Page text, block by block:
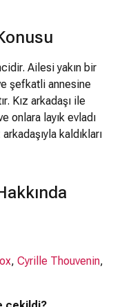
Ailesi yakın bir
şefkatli annesine
Kız arkadaşı ile
onlara layık evladı
kaldıkları
şey büyüktür.
orada hepatit
evden atmış,
ve eniştesinin hali
Cedric ile
yanında yaparken ilk
ertesi sabah
daha da
, Cyrille Thouvenin,